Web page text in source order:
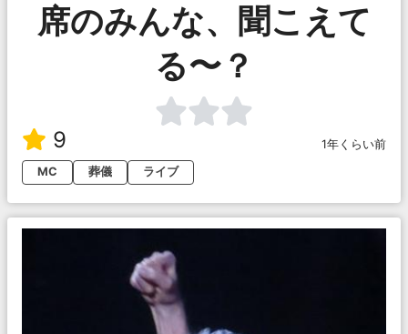
席のみんな、聞こえて
る〜？
9
1年くらい前
MC
葬儀 ライブ